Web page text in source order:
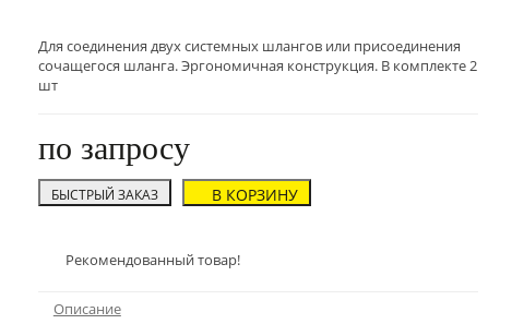
Для соединения двух системных шлангов или присоединения
сочащегося шланга. Эргономичная конструкция. В комплекте 2
шт
по запросу
БЫСТРЫЙ ЗАКАЗ В КОРЗИНУ
Рекомендованный товар!
Описание